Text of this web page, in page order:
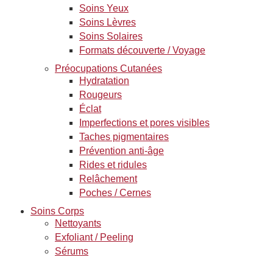
Soins Yeux
Soins Lèvres
Soins Solaires
Formats découverte / Voyage
Préocupations Cutanées
Hydratation
Rougeurs
Éclat
Imperfections et pores visibles
Taches pigmentaires
Prévention anti-âge
Rides et ridules
Relâchement
Poches / Cernes
Soins Corps
Nettoyants
Exfoliant / Peeling
Sérums